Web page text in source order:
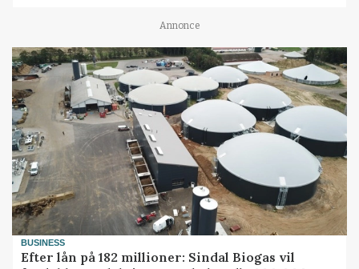
Annonce
BUSINESS
Efter lån på 182 millioner: Sindal Biogas vil